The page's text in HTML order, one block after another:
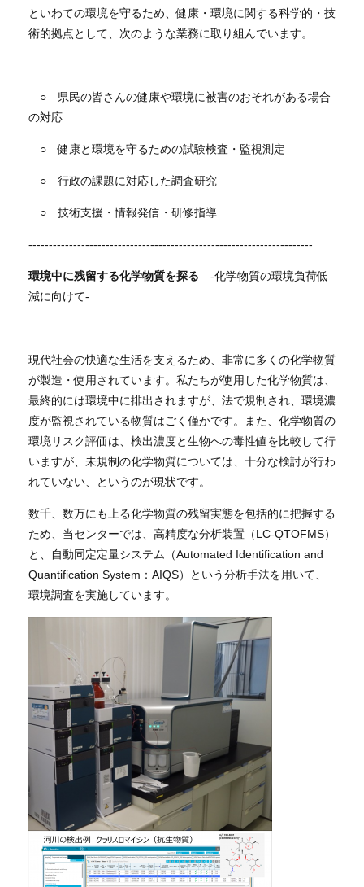
といわての環境を守るため、健康・環境に関する科学的・技
術的拠点として、次のような業務に取り組んでいます。
○ 県民の皆さんの健康や環境に被害のおそれがある場合
の対応
○ 健康と環境を守るための試験検査・監視測定
○ 行政の課題に対応した調査研究
○ 技術支援・情報発信・研修指導
----------------------------------------------------------------------
環境中に残留する化学物質を探る -化学物質の環境負荷低
減に向けて-
現代社会の快適な生活を支えるため、非常に多くの化学物質
が製造・使用されています。私たちが使用した化学物質は、
最終的には環境中に排出されますが、法で規制され、環境濃
度が監視されている物質はごく僅かです。また、化学物質の
環境リスク評価は、検出濃度と生物への毒性値を比較して行
いますが、未規制の化学物質については、十分な検討が行わ
れていない、というのが現状です。
数千、数万にも上る化学物質の残留実態を包括的に把握する
ため、当センターでは、高精度な分析装置（LC-QTOFMS）
と、自動同定定量システム（Automated Identification and
Quantification System：AIQS）という分析手法を用いて、
環境調査を実施しています。